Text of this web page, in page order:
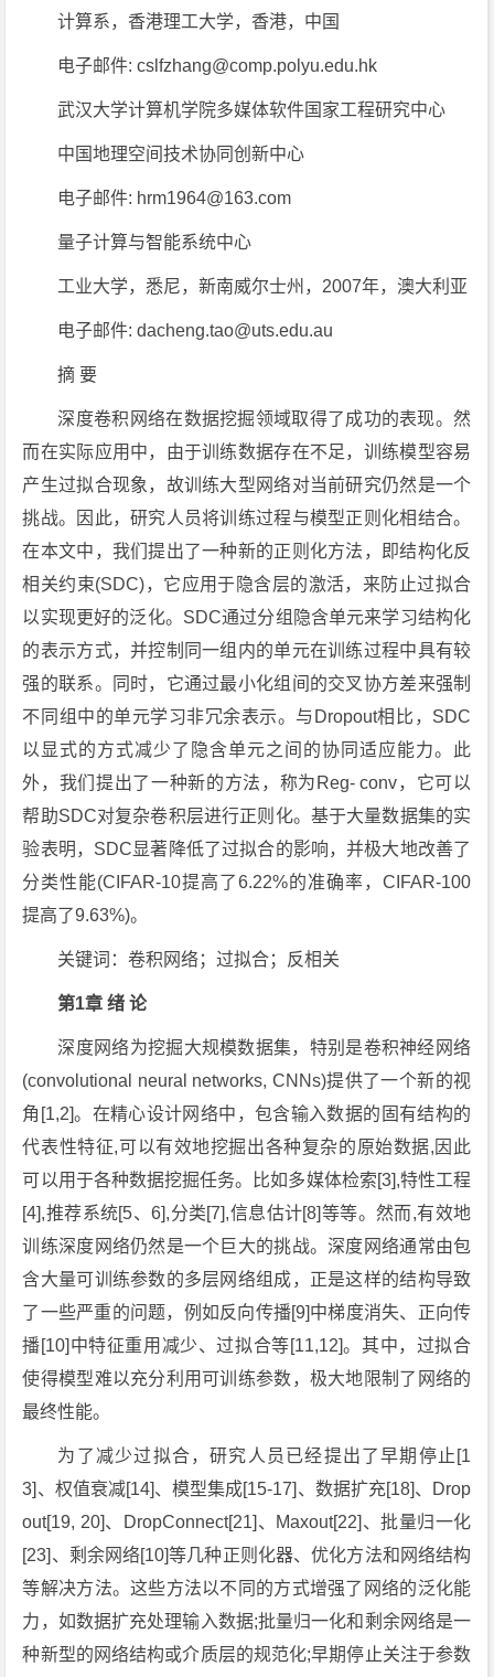
计算系，香港理工大学，香港，中国
电子邮件: cslfzhang@comp.polyu.edu.hk
武汉大学计算机学院多媒体软件国家工程研究中心
中国地理空间技术协同创新中心
电子邮件: hrm1964@163.com
量子计算与智能系统中心
工业大学，悉尼，新南威尔士州，2007年，澳大利亚
电子邮件: dacheng.tao@uts.edu.au
摘 要
深度卷积网络在数据挖掘领域取得了成功的表现。然
而在实际应用中，由于训练数据存在不足，训练模型容易
产生过拟合现象，故训练大型网络对当前研究仍然是一个
挑战。因此，研究人员将训练过程与模型正则化相结合。
在本文中，我们提出了一种新的正则化方法，即结构化反
相关约束(SDC)，它应用于隐含层的激活，来防止过拟合
以实现更好的泛化。SDC通过分组隐含单元来学习结构化
的表示方式，并控制同一组内的单元在训练过程中具有较
强的联系。同时，它通过最小化组间的交叉协方差来强制
不同组中的单元学习非冗余表示。与Dropout相比，SDC
以显式的方式减少了隐含单元之间的协同适应能力。此
外，我们提出了一种新的方法，称为Reg- conv，它可以
帮助SDC对复杂卷积层进行正则化。基于大量数据集的实
验表明，SDC显著降低了过拟合的影响，并极大地改善了
分类性能(CIFAR-10提高了6.22%的准确率，CIFAR-100
提高了9.63%)。
关键词：卷积网络；过拟合；反相关
第1章 绪 论
深度网络为挖掘大规模数据集，特别是卷积神经网络
(convolutional neural networks, CNNs)提供了一个新的视
角[1,2]。在精心设计网络中，包含输入数据的固有结构的
代表性特征,可以有效地挖掘出各种复杂的原始数据,因此
可以用于各种数据挖掘任务。比如多媒体检索[3],特性工程
[4],推荐系统[5、6],分类[7],信息估计[8]等等。然而,有效地
训练深度网络仍然是一个巨大的挑战。深度网络通常由包
含大量可训练参数的多层网络组成，正是这样的结构导致
了一些严重的问题，例如反向传播[9]中梯度消失、正向传
播[10]中特征重用减少、过拟合等[11,12]。其中，过拟合
使得模型难以充分利用可训练参数，极大地限制了网络的
最终性能。
为了减少过拟合，研究人员已经提出了早期停止[1
3]、权值衰减[14]、模型集成[15-17]、数据扩充[18]、Drop
out[19, 20]、DropConnect[21]、Maxout[22]、批量归一化
[23]、剩余网络[10]等几种正则化器、优化方法和网络结构
等解决方法。这些方法以不同的方式增强了网络的泛化能
力，如数据扩充处理输入数据;批量归一化和剩余网络是一
种新型的网络结构或介质层的规范化;早期停止关注于参数